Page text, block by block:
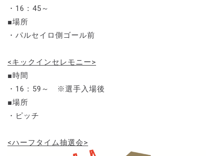
・16：45～
■場所
・パルセイロ側ゴール前
<キックインセレモニー>
■時間
・16：59～ ※選手入場後
■場所
・ピッチ
<ハーフタイム抽選会>